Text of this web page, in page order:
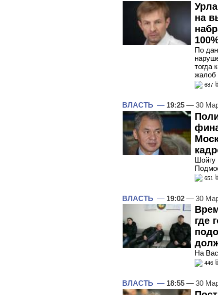
на
По
тогда
жалоб
687
ВЛАСТЬ — 19:25 — 30
Шойгу
651
ВЛАСТЬ — 19:02 — 30
где
На
446
ВЛАСТЬ — 18:55 — 30